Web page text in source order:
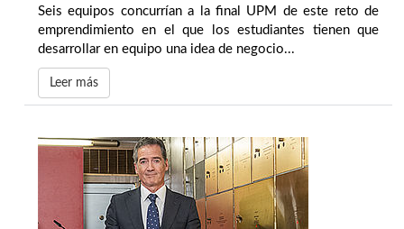
Seis equipos concurrían a la final UPM de este reto de
emprendimiento en el que los estudiantes tienen que
desarrollar en equipo una idea de negocio...
Leer más